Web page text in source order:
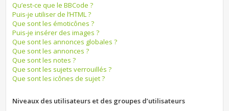
Qu’est-ce que le BBCode ?
Puis-je utiliser de l’HTML ?
Que sont les émoticônes ?
Puis-je insérer des images ?
Que sont les annonces globales ?
Que sont les annonces ?
Que sont les notes ?
Que sont les sujets verrouillés ?
Que sont les icônes de sujet ?
Niveaux des utilisateurs et des groupes d’utilisateurs